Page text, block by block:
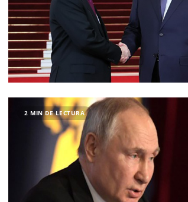
2 MIN DE LECTURA